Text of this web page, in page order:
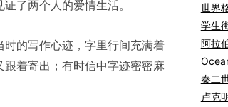
了两个人的爱情生活。
的写作心迹，字里行间充满着
着寄出；有时信中字迹密密麻
世界
学生
阿拉
秦二
卢克